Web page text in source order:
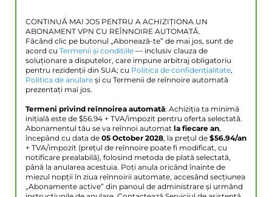
CONTINUĂ MAI JOS PENTRU A ACHIZIȚIONA UN
ABONAMENT VPN CU REÎNNOIRE AUTOMATĂ.
Făcând clic pe butonul „Abonează-te” de mai jos, sunt de
acord cu Termenii și condițiile — inclusiv clauza de
soluționare a disputelor, care impune arbitraj obligatoriu
pentru rezidenții din SUA; cu Politica de confidențialitate,
Politica de anulare și cu Termenii de reînnoire automată
prezentați mai jos.
Termeni privind reînnoirea automată: Achiziția ta minimă
inițială este de $56.94 + TVA/impozit pentru oferta selectată.
Abonamentul tău se va reînnoi automat la fiecare an,
începând cu data de 05 October 2028, la prețul de $56.94/an
+ TVA/impozit (prețul de reînnoire poate fi modificat, cu
notificare prealabilă), folosind metoda de plată selectată,
până la anularea acestuia. Poți anula oricând înainte de
miezul nopții în ziua reînnoirii automate, accesând secțiunea
„Abonamente active” din panoul de administrare și urmând